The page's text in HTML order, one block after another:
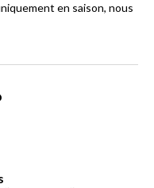
en saison, nous